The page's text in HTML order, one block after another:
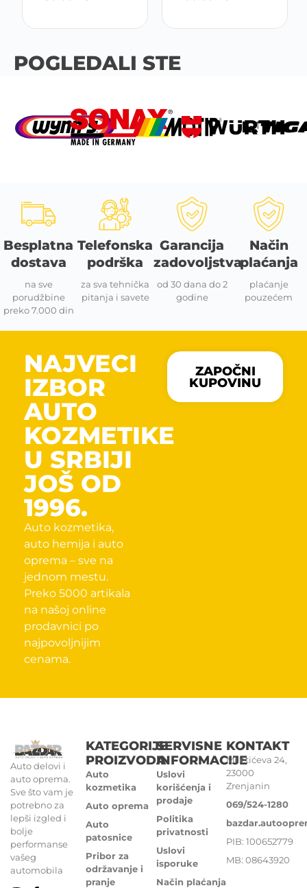
POGLEDALI STE
Besplatna
dostava
na sve
porudžbine
preko 7.000 din
Telefonska
podrška
za sva tehnička
pitanja i savete
Garancija
zadovoljstva
od 30 dana do 2
godine
Način
plaćanja
plaćanje
pouzećem
NAJVECI
IZBOR
AUTO
KOZMETIKE
U SRBIJI
JOŠ OD
1996.
Auto kozmetika,
auto hemija i auto
oprema – sve na
jednom mestu.
Preko 5000 artikala
na našoj online
prodavnici po
najpovoljnijim
cenama.
ZAPOČNI
KUPOVINU
Auto delovi i
auto oprema.
Sve što vam je
potrebno za
lepši izgled i
bolje
performanse
vašeg
automobila
KATEGORIJE
PROIZVODA
Auto
kozmetika
Auto oprema
Auto
patosnice
Pribor za
održavanje i
pranje
SERVISNE
INFORMACIJE
Uslovi
korišćenja i
prodaje
Politika
privatnosti
Uslovi
isporuke
Način plaćanja
KONTAKT
Miletićeva 24,
23000
Zrenjanin
069/524-1280
PIB: 100652779
MB: 08643920